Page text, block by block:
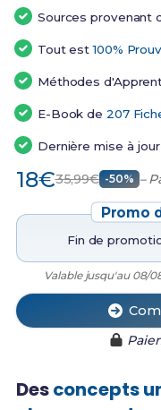
Sources provenant
Tout est100%
Méthodes
E-Book de 207
Dernière mise à jour
18€35,99€ -50% –
Promo
Fin de
Valable jusqu'au 08/
Desconcepts